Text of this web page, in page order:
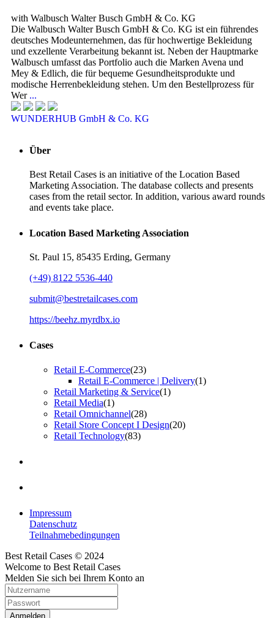
with Walbusch Walter Busch GmbH & Co. KG
Die Walbusch Walter Busch GmbH & Co. KG ist ein führendes
deutsches Modeunternehmen, das für hochwertige Bekleidung
und exzellente Verarbeitung bekannt ist. Neben der Hauptmarke
Walbusch umfasst das Portfolio auch die Marken Avena und
Mey & Edlich, die für bequeme Gesundheitsprodukte und
modische Herrenbekleidung stehen. Um den Bestellprozess für
Wer ...
WUNDERHUB GmbH & Co. KG
Über
Best Retail Cases is an initiative of the Location Based
Marketing Association. The database collects and presents
cases from the retail sector. In addition, various award rounds
and events take place.
Location Based Marketing Association
St. Paul 15, 85435 Erding, Germany
(+49) 8122 5536-440
submit@bestretailcases.com
https://beehz.myrdbx.io
Cases
Retail E-Commerce(23)
Retail E-Commerce | Delivery(1)
Retail Marketing & Service(1)
Retail Media(1)
Retail Omnichannel(28)
Retail Store Concept I Design(20)
Retail Technology(83)
Impressum
Datenschutz
Teilnahmebedingungen
Best Retail Cases © 2024
Welcome to Best Retail Cases
Melden Sie sich bei Ihrem Konto an
Anmelden